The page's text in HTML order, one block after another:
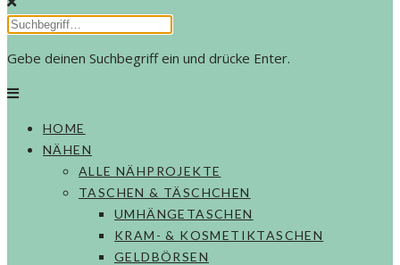
Gebe deinen Suchbegriff ein und drücke Enter.
HOME
NÄHEN
ALLE NÄHPROJEKTE
TASCHEN & TÄSCHCHEN
UMHÄNGETASCHEN
KRAM- & KOSMETIKTASCHEN
GELDBÖRSEN